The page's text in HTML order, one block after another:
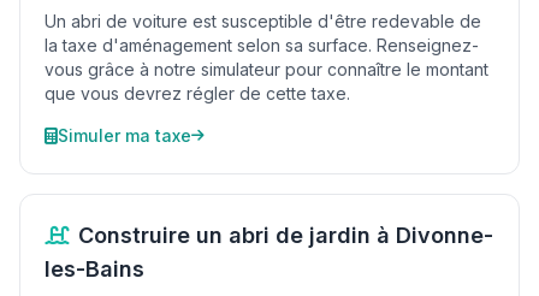
Un abri de voiture est susceptible d'être redevable de
la taxe d'aménagement selon sa surface. Renseignez-
vous grâce à notre simulateur pour connaître le montant
que vous devrez régler de cette taxe.
Simuler ma taxe
Construire un abri de jardin à Divonne-
les-Bains